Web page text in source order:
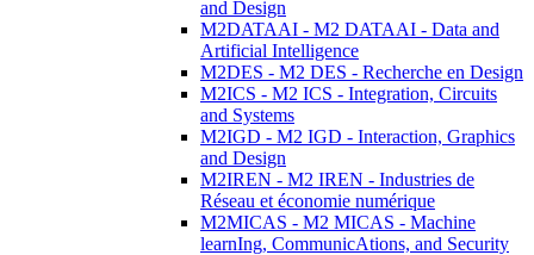
and Design
M2DATAAI - M2 DATAAI - Data and
Artificial Intelligence
M2DES - M2 DES - Recherche en Design
M2ICS - M2 ICS - Integration, Circuits
and Systems
M2IGD - M2 IGD - Interaction, Graphics
and Design
M2IREN - M2 IREN - Industries de
Réseau et économie numérique
M2MICAS - M2 MICAS - Machine
learnIng, CommunicAtions, and Security